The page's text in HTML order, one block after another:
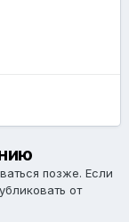
позже. Если
от